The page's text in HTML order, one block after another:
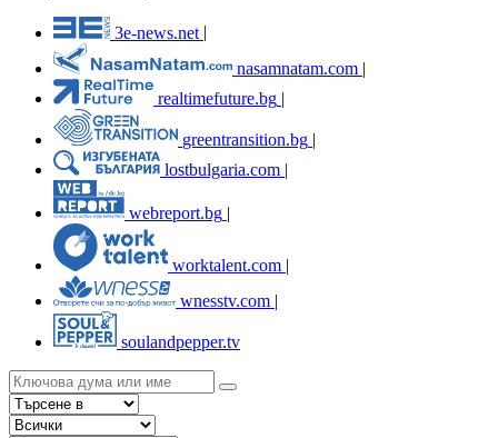
3e-news.net
nasamnatam.com |
realtimefuture.bg |
greentransition.bg |
lostbulgaria.com |
webreport.bg
worktalent.com |
wnesstv.com |
soulandpepper.tv